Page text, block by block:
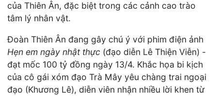
của Thiên Ân, đặc biệt trong các cảnh cao trào
tâm lý nhân vật.
Đoàn Thiên Ân đang gây chú ý với phim điện ảnh
Hẹn em ngày nhật thực (đạo diễn Lê Thiện Viễn) -
đạt mốc 100 tỷ đồng ngày 13/4. Khắc họa bi kịch
của cô gái xóm đạo Trà Mây yêu chàng trai ngoại
đạo (Khương Lê), diễn viên nhận nhiều lời khen từ